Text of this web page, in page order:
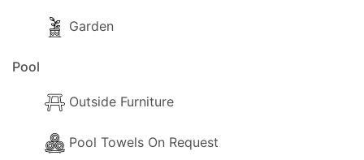
Garden
Pool
Outside Furniture
Pool Towels On Request